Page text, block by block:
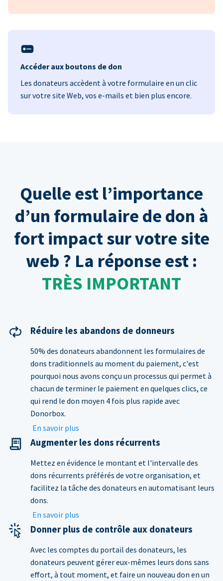
Accéder aux boutons de don
Les donateurs accèdent à votre formulaire en un clic
sur votre site Web, vos e-mails et bien plus encore.
Quelle est l’importance
d’un formulaire de don à
fort impact sur votre site
web ? La réponse est :
TRÈS IMPORTANT
Réduire les abandons de donneurs
50% des donateurs abandonnent les formulaires de
dons traditionnels au moment du paiement, c'est
pourquoi nous avons conçu un processus qui permet à
chacun de terminer le paiement en quelques clics, ce
qui rend le don moyen 4 fois plus rapide avec
Donorbox.
En savoir plus
Augmenter les dons récurrents
Mettez en évidence le montant et l'intervalle des
dons récurrents préférés de votre organisation, et
facilitez la tâche des donateurs en automatisant leurs
dons.
En savoir plus
Donner plus de contrôle aux donateurs
Avec les comptes du portail des donateurs, les
donateurs peuvent gérer eux-mêmes leurs dons sans
effort, à tout moment, et faire un nouveau don en un